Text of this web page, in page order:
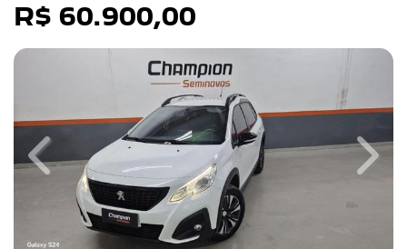
R$ 60.900,00
Previous Next